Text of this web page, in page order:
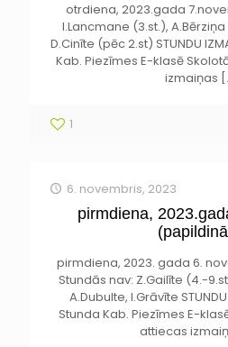
otrdiena, 2023.gada
I.Lancmane (3.st.),
D.Cinīte (pēc 2.st) STUNDU
Kab. Piezīmes E-klasē
izmaiņas
1
6. novembris, 2023
pirmdiena,
pirmdiena, 2023. gada 6.
Stundās nav: Z.Gailīte (4.-
A.Dubulte, I.Grāvīte
Stunda Kab. Piezīmes E-
attiecas